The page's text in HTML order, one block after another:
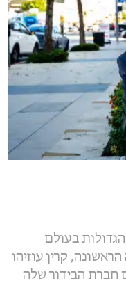
בעולם
קרין עוזיהו
חברת הבידור שלה